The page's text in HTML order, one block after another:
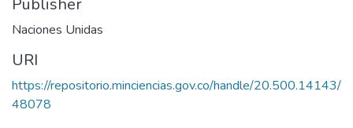
Naciones Unidas
URI
https://repositorio.minciencias.gov.co/handle/20.500.14143/
48078